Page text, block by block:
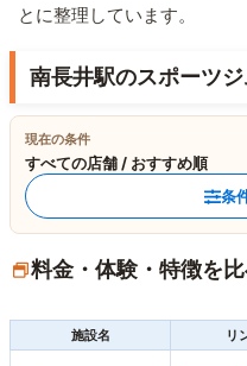
とに整理しています。
南長井駅のスポーツ
現在の条件
すべての店舗 / おすすめ順
条
料金・体験・特徴を
施設名
リ